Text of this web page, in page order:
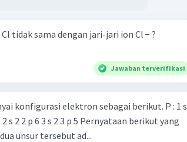
tidak sama dengan jari-jari ion Cl − ?
Jawaban terverifikasi
konfigurasi elektron sebagai berikut. P : 1 s
unsur tersebut ad...